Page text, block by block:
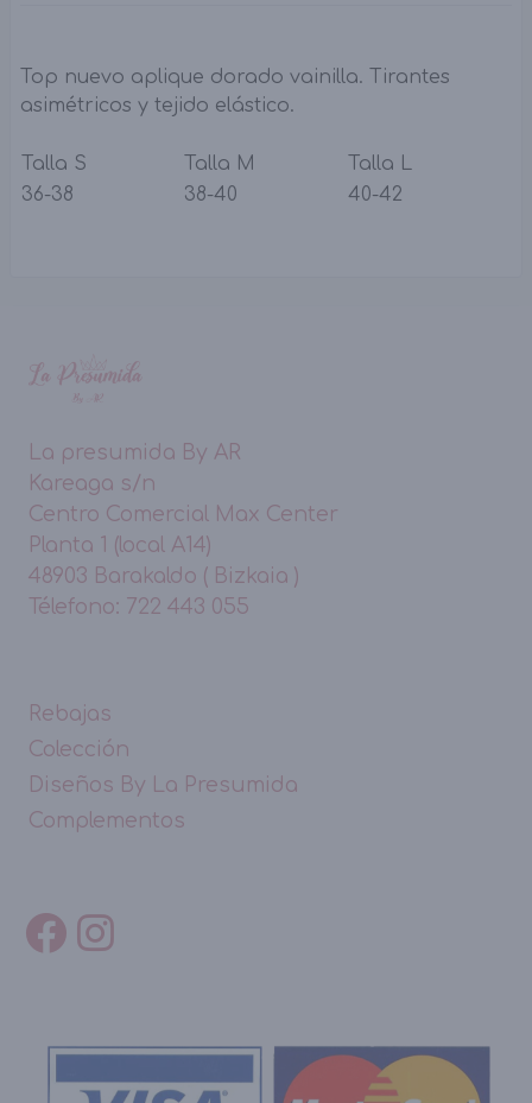
Top nuevo aplique dorado vainilla. Tirantes
asimétricos y tejido elástico.
Talla S Talla M
Talla L
36-38
38-40 40-42
La presumida By AR
Kareaga s/n
Centro Comercial Max Center
Planta 1 (local A14)
48903 Barakaldo ( Bizkaia )
Télefono: 722 443 055
Rebajas
Colección
Diseños By La Presumida
Complementos